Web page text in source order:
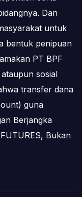
Dan
untuk
bentuk penipuan
PT BPF
sosial
transfer dana
guna
Berjangka
Bukan